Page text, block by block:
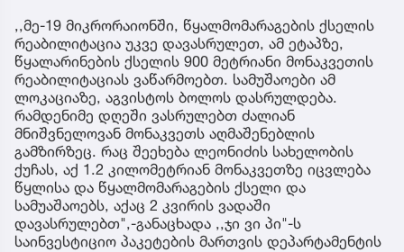
,,მე-19 მიკრორაიონში, წყალმომარაგების ქსელის
რეაბილიტაცია უკვე დავასრულეთ, ამ ეტაპზე,
წყალარინების ქსელის 900 მეტრიანი მონაკვეთის
რეაბილიტაციას ვაწარმოებთ. სამუშაოები ამ
ლოკაციაზე, აგვისტოს ბოლოს დასრულდება.
რამდენიმე დღეში ვასრულებთ ძალიან
მნიშვნელოვან მონაკვეთს აღმაშენებლის
გამზირზეც. რაც შეეხება ლეონიძის სახელობის
ქუჩას, აქ 1.2 კილომეტრიან მონაკვეთზე იცვლება
წყლისა და წყალმომარაგების ქსელი და
სამუაშაოებს, აქაც 2 კვირის ვადაში
დავასრულებთ",-განაცხადა ,,ჯი ვი პი"-ს
საინვესტიციო პაკეტების მართვის დეპარტამენტის